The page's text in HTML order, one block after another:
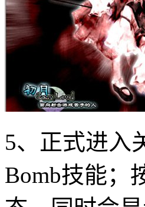
5、正式进入
Bomb技能；